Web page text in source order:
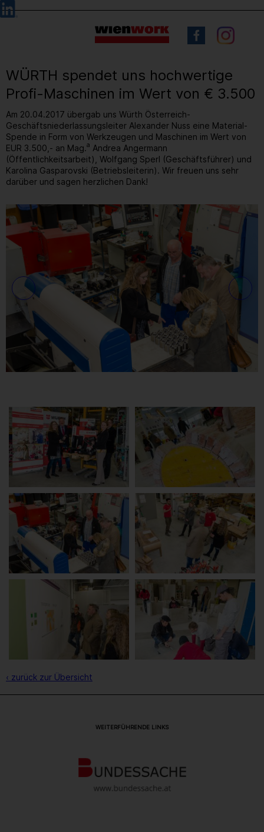
Barrierefreie
Bedienung
Sprachauswahl
WÜRTH spendet uns hochwertige
Profi-Maschinen im Wert von € 3.500
Am 20.04.2017 übergab uns Würth Österreich-
Geschäftsniederlassungsleiter Alexander Nuss eine Material-
Spende in Form von Werkzeugen und Maschinen im Wert von
EUR 3.500,- an Mag.a Andrea Angermann
(Öffentlichkeitsarbeit), Wolfgang Sperl (Geschäftsführer) und
Karolina Gasparovski (Betriebsleiterin). Wir freuen uns sehr
darüber und sagen herzlichen Dank!
3/ 6
‹ zurück zur Übersicht
WEITERFÜHRENDE LINKS